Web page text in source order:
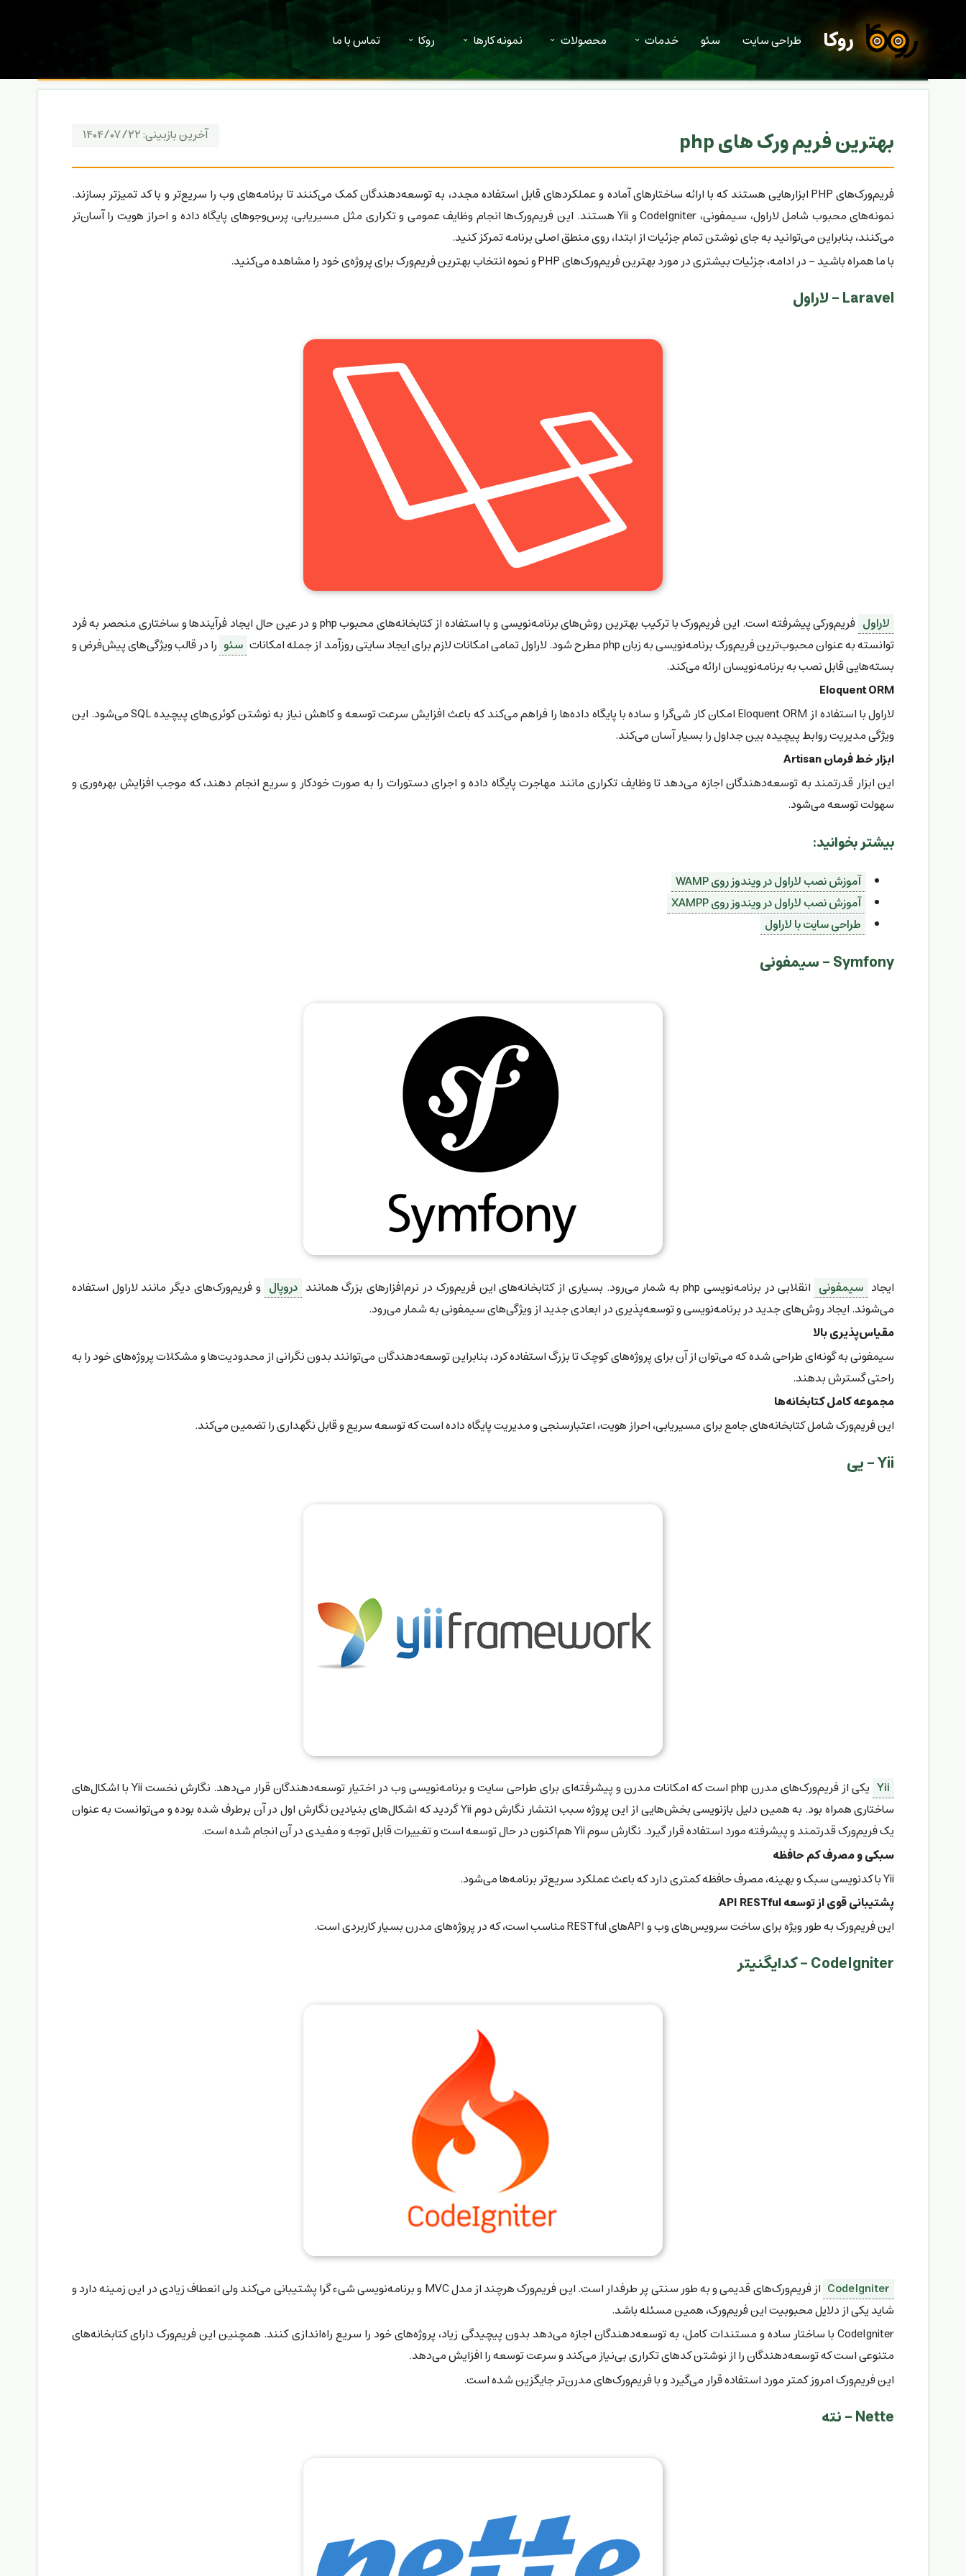
روکا طراحی سایت سئو خدمات محصولات نمونه کارها روکا تماس با ما
آخرین بازبینی:۱۴۰۴/۰۷/۲۲ بهترین فریم ورک های php
فریم‌ورک‌های PHP ابزارهایی هستند که با ارائه ساختارهای آماده و عملکردهای قابل استفاده مجدد، به توسعه‌دهندگان کمک می‌کنند تا برنامه‌های وب را سریع‌تر و با کد تمیزتر بسازند.
نمونه‌های محبوب شامل لاراول، سیمفونی، CodeIgniter و Yii هستند. این فریم‌ورک‌ها انجام وظایف عمومی و تکراری مثل مسیریابی، پرس‌وجوهای پایگاه داده و احراز هویت را آسان‌تر
می‌کنند، بنابراین می‌توانید به جای نوشتن تمام جزئیات از ابتدا، روی منطق اصلی برنامه تمرکز کنید.
با ما همراه باشید - در ادامه، جزئیات بیشتری در مورد بهترین فریم‌ورک‌های PHP و نحوه انتخاب بهترین فریم‌ورک برای پروژه‌ی خود را مشاهده می‌کنید.
Laravel - لاراول
لاراول
فریم‌ورکی پیشرفته است. این فریم‌ورک با ترکیب بهترین روش‌های برنامه‌نویسی و با استفاده از کتابخانه‌های محبوب php و در عین حال ایجاد فرآیندها و ساختاری منحصر به فرد
توانسته به عنوان محبوب‌ترین فریم‌ورک برنامه‌نویسی به زبان php مطرح شود. لاراول تمامی امکانات لازم برای ایجاد سایتی روزآمد از جمله امکانات
سئو را در قالب ویژگی‌های پیش‌فرض و
بسته‌هایی قابل نصب به برنامه‌نویسان ارائه می‌کند.
Eloquent ORM
لاراول با استفاده از Eloquent ORM امکان کار شی‌گرا و ساده با پایگاه داده‌ها را فراهم می‌کند که باعث افزایش سرعت توسعه و کاهش نیاز به نوشتن کوئری‌های پیچیده SQL می‌شود. این
ویژگی مدیریت روابط پیچیده بین جداول را بسیار آسان می‌کند.
ابزار خط فرمان Artisan
این ابزار قدرتمند به توسعه‌دهندگان اجازه می‌دهد تا وظایف تکراری مانند مهاجرت پایگاه داده و اجرای دستورات را به صورت خودکار و سریع انجام دهند، که موجب افزایش بهره‌وری و
سهولت توسعه می‌شود.
بیشتر بخوانید:
آموزش نصب لاراول در ویندوز روی WAMP
آموزش نصب لاراول در ویندوز روی XAMPP
طراحی سایت با لاراول
Symfony - سیمفونی
ایجاد سیمفونی انقلابی در برنامه‌نویسی php به شمار می‌رود. بسیاری از کتابخانه‌های این فریم‌ورک در نرم‌افزارهای بزرگ همانند دروپال و فریم‌ورک‌های دیگر مانند لاراول استفاده
می‌شوند. ایجاد روش‌های جدید در برنامه‌نویسی و توسعه‌پذیری در ابعادی جدید از ویژگی‌های سیمفونی به شمار می‌رود.
مقیاس‌پذیری بالا
سیمفونی به گونه‌ای طراحی شده که می‌توان از آن برای پروژه‌های کوچک تا بزرگ استفاده کرد، بنابراین توسعه‌دهندگان می‌توانند بدون نگرانی از محدودیت‌ها و مشکلات پروژه‌های خود را به
راحتی گسترش بدهند.
مجموعه کامل کتابخانه‌ها
این فریم‌ورک شامل کتابخانه‌های جامع برای مسیریابی، احراز هویت، اعتبارسنجی و مدیریت پایگاه داده است که توسعه سریع و قابل نگهداری را تضمین می‌کند.
Yii - یی
Yii
یکی از فریم‌ورک‌های مدرن php است که امکانات مدرن و پیشرفته‌ای برای طراحی سایت و برنامه‌نویسی وب در اختیار توسعه‌دهندگان قرار می‌دهد. نگارش نخست Yii با اشکال‌های
ساختاری همراه بود. به همین دلیل بازنویسی بخش‌هایی از این پروژه سبب انتشار نگارش دوم Yii گردید که اشکال‌های بنیادین نگارش اول در آن برطرف شده بوده و می‌توانست به عنوان
یک فریم‌ورک قدرتمند و پیشرفته مورد استفاده قرار گیرد. نگارش سوم Yii هم‌اکنون در حال توسعه است و تغییرات قابل توجه و مفیدی در آن انجام شده است.
سبکی و مصرف کم حافظه
Yii با کدنویسی سبک و بهینه، مصرف حافظه کمتری دارد که باعث عملکرد سریع‌تر برنامه‌ها می‌شود.
پشتیبانی قوی از توسعه API RESTful
این فریم‌ورک به طور ویژه برای ساخت سرویس‌های وب و APIهای RESTful مناسب است، که در پروژه‌های مدرن بسیار کاربردی است.
CodeIgniter - کدایگنیتر
CodeIgniter
از فریم‌ورک‌های قدیمی و به طور سنتی پر طرفدار است. این فریم‌ورک هرچند از مدل MVC و برنامه‌نویسی شیء گرا پشتیبانی می‌کند ولی انعطاف زیادی در این زمینه دارد و
شاید یکی از دلایل محبوبیت این فریم‌ورک، همین مسئله باشد.
CodeIgniter با ساختار ساده و مستندات کامل، به توسعه‌دهندگان اجازه می‌دهد بدون پیچیدگی زیاد، پروژه‌های خود را سریع راه‌اندازی کنند. همچنین این فریم‌ورک دارای کتابخانه‌های
متنوعی است که توسعه‌دهندگان را از نوشتن کدهای تکراری بی‌نیاز می‌کند و سرعت توسعه را افزایش می‌دهد.
این فریم‌ورک امروز کمتر مورد استفاده قرار می‌گیرد و با فریم‌ورک‌های مدرن‌تر جایگزین شده است.
Nette - نته